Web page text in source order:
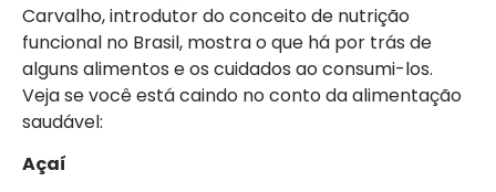
Carvalho, introdutor do conceito de nutrição
funcional no Brasil, mostra o que há por trás de
alguns alimentos e os cuidados ao consumi-los.
Veja se você está caindo no conto da alimentação
saudável:
Açaí